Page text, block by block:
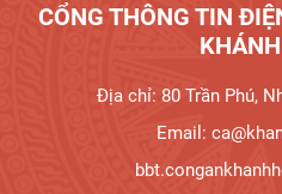
CỔNG THÔNG TIN
Địa chỉ: 80 Trần Phú,
Email: